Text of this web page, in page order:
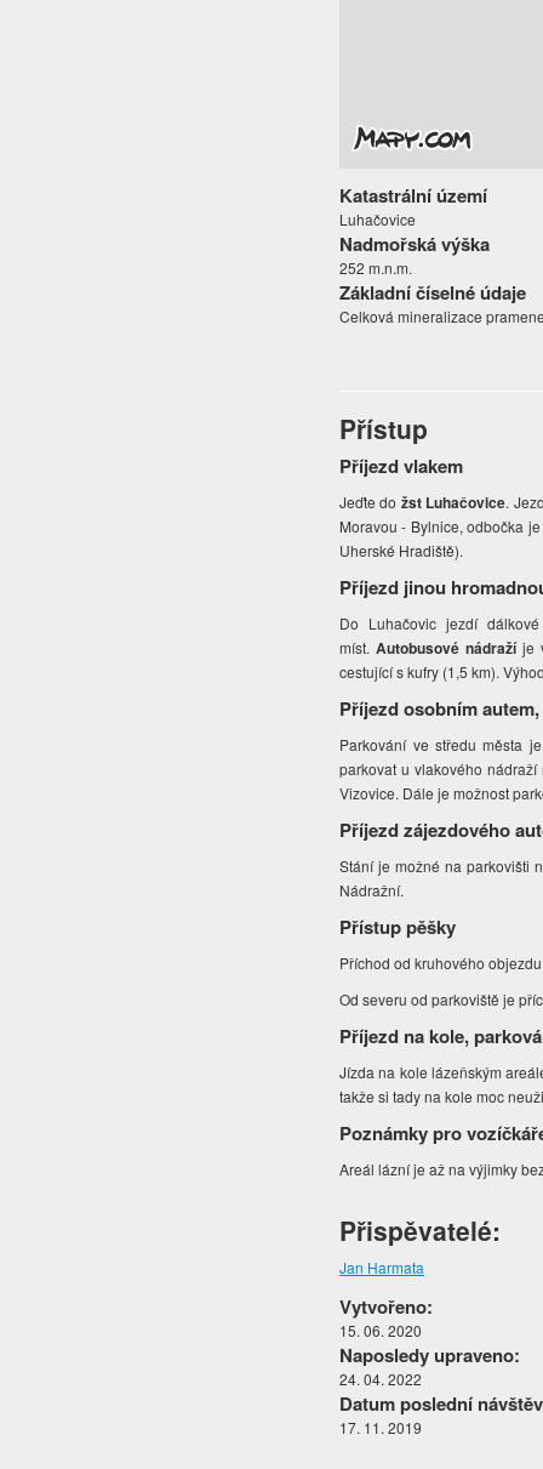
Katastrální území
Luhačovice
Nadmořská výška
252 m.n.m.
Základní číselné údaje
Celková mineralizace
Přístup
Příjezd vlakem
Jeďte do žst Luhačovice.
Moravou - Bylnice, odbočka
Uherské Hradiště).
Příjezd jinou
Do Luhačovic jezdí
míst.Autobusové nádražíje
cestující s kufry (1,5 km).
Příjezd osobním
Parkování ve středu města
parkovat u vlakového
Vizovice. Dále je možnost
Příjezd zájezdového
Stání je možné na parkovišti
Nádražní.
Přístup pěšky
Příchod od kruhového
Od severu od parkoviště je
Příjezd na kole,
Jízda na kole lázeňským
takže si tady na kole moc
Poznámky pro
Areál lázní je až na výjimky
Přispěvatelé:
Jan Harmata
Vytvořeno:
15. 06. 2020
Naposledy upraveno:
24. 04. 2022
Datum poslední
17. 11. 2019